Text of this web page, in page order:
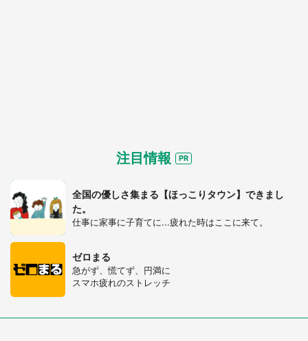
注目情報
全国の優しさ集まる【ほっこりタウン】できまし
た。
仕事に家事に子育てに...疲れた時はここに来て。
ゼロまる
急がず、慌てず、円満に
スマホ疲れのストレッチ